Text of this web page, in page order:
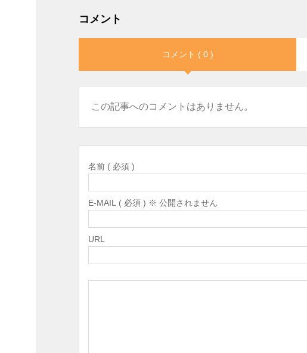
コメント
コメント ( 0 )
この記事へのコメントはありません。
名前 ( 必須 )
E-MAIL ( 必須 ) ※ 公開されません
URL